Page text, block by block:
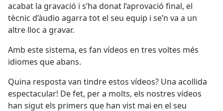
acabat la gravació i s’ha donat l’aprovació final, el
tècnic d’àudio agarra tot el seu equip i se’n va a un
altre lloc a gravar.
Amb este sistema, es fan vídeos en tres voltes més
idiomes que abans.
Quina resposta van tindre estos vídeos? Una acollida
espectacular! De fet, per a molts, els nostres vídeos
han sigut els primers que han vist mai en el seu